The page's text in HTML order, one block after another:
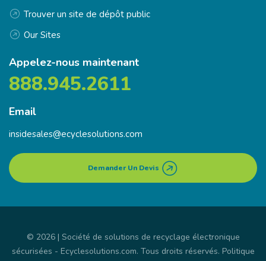
Trouver un site de dépôt public
Our Sites
Appelez-nous maintenant
888.945.2611
Email
insidesales@ecyclesolutions.com
Demander Un Devis
© 2026 | Société de solutions de recyclage électronique
sécurisées - Ecyclesolutions.com. Tous droits réservés. Politique